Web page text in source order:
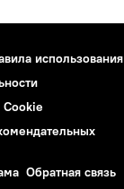
использования
Cookie
Обратная связь